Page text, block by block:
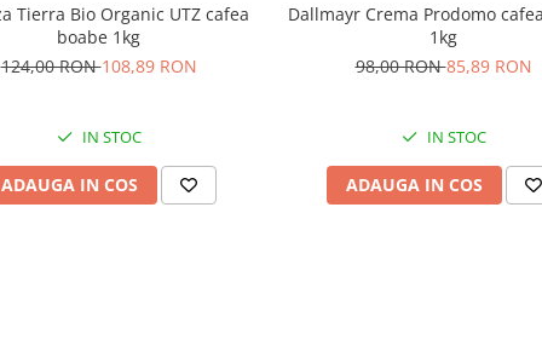
Tierra Bio Organic UTZ cafea
boabe 1kg
124,00 RON108,89 RON
IN STOC
ADAUGA IN COS
Dallmayr Crema Prodomo
1kg
98,00 RON85,89 RON
IN STOC
ADAUGA IN COS